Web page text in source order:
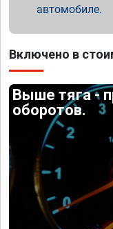
автомобиле.
Включено в
Выше тяга -
оборотов.